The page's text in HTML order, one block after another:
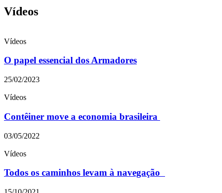
Vídeos
Vídeos
O papel essencial dos Armadores
25/02/2023
Vídeos
Contêiner move a economia brasileira
03/05/2022
Vídeos
Todos os caminhos levam à navegação